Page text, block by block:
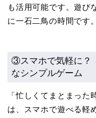
も活用可能です。遊び
に一石二鳥の時間です。
③スマホで気軽に？
なシンプルゲーム
「忙しくてまとまった
は、スマホで遊べる軽